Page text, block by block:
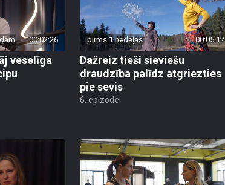
00:02:26
veselīga
pirms 1 nedēļas 00:05:12
Dažreiz tieši sieviešu
draudzība palīdz atgriezties
pie sevis
6. epizode